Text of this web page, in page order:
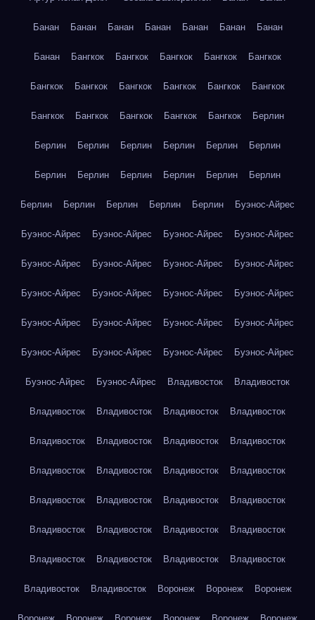
Банан Банан Банан Банан Банан Банан Банан
Банан Бангкок Бангкок Бангкок Бангкок Бангкок
Бангкок Бангкок Бангкок Бангкок Бангкок Бангкок
Бангкок Бангкок Бангкок Бангкок Бангкок Берлин
Берлин Берлин Берлин Берлин Берлин Берлин
Берлин Берлин Берлин Берлин Берлин Берлин
Берлин Берлин Берлин Берлин Берлин Буэнос-Айрес
Буэнос-Айрес Буэнос-Айрес Буэнос-Айрес Буэнос-Айрес
Буэнос-Айрес Буэнос-Айрес Буэнос-Айрес Буэнос-Айрес
Буэнос-Айрес Буэнос-Айрес Буэнос-Айрес Буэнос-Айрес
Буэнос-Айрес Буэнос-Айрес Буэнос-Айрес Буэнос-Айрес
Буэнос-Айрес Буэнос-Айрес Буэнос-Айрес Буэнос-Айрес
Буэнос-Айрес Буэнос-Айрес Владивосток Владивосток
Владивосток Владивосток Владивосток Владивосток
Владивосток Владивосток Владивосток Владивосток
Владивосток Владивосток Владивосток Владивосток
Владивосток Владивосток Владивосток Владивосток
Владивосток Владивосток Владивосток Владивосток
Владивосток Владивосток Владивосток Владивосток
Владивосток Владивосток Воронеж Воронеж Воронеж